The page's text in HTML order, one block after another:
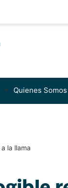
Quienes Somos
la llama